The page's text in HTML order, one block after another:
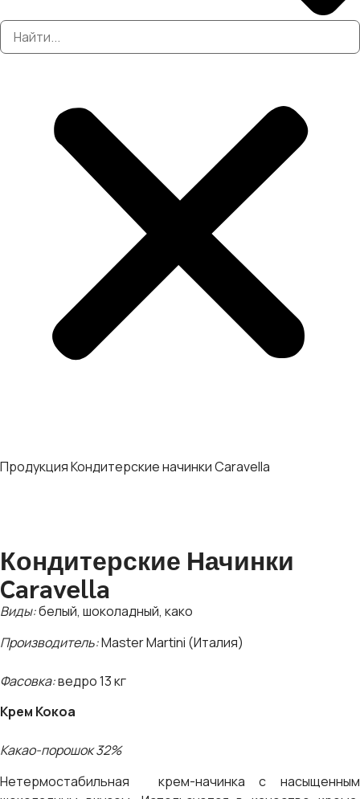
ПродукцияКондитерские начинки Caravella
Кондитерские Начинки
Caravella
Виды:белый, шоколадный, како
Производитель:Master Martini (Италия)
Фасовка:ведро 13 кг
Крем Кокоа
Какао-порошок 32%
Нетермостабильная крем-начинка с насыщенным